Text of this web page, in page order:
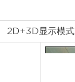
2D+3D显示模式